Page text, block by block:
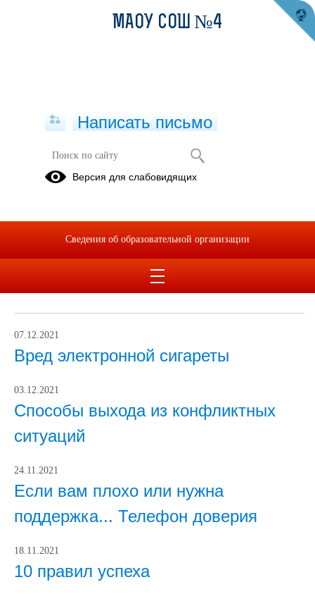
Школьный психолог
07.12.2021
Вред электронной сигареты
03.12.2021
Способы выхода из конфликтных
ситуаций
24.11.2021
Если вам плохо или нужна
поддержка... Телефон доверия
18.11.2021
10 правил успеха
МАОУ СОШ №4
Написать письмо
Версия для слабовидящих
Сведения об образовательной организации